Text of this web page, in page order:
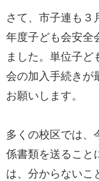
さて、市子連も３
年度子ども会安全
ました。単位子ど
会の加入手続きが
お願いします。
多くの校区では、
係書類を送ること
は、分からないこ